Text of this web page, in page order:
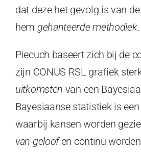
dat deze het gevolg is van
hem gehanteerde methodiek.
Piecuch baseert zich bij de
zijn CONUS RSL grafiek
uitkomsten van een
Bayesiaanse statistiek is
waarbij kansen worden
van geloofen continu